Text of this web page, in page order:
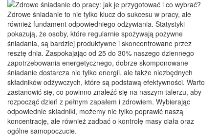
Zdrowe śniadanie to nie tylko klucz do sukcesu w pracy, ale
również fundament odpowiedniego odżywiania. Statystyki
pokazują, że osoby, które regularnie spożywają pożywne
śniadania, są bardziej produktywne i skoncentrowane przez
resztę dnia. Zaspokajając od 25 do 30% naszego dziennego
zapotrzebowania energetycznego, dobrze skomponowane
śniadanie dostarcza nie tylko energii, ale także niezbędnych
składników odżywczych, które są podstawą efektywności. Warto
zastanowić się, co powinno znaleźć się na naszym talerzu, aby
rozpocząć dzień z pełnym zapałem i zdrowiem. Wybierając
odpowiednie składniki, możemy nie tylko poprawić naszą
koncentrację, ale również zadbać o kontrolę masy ciała oraz
ogólne samopoczucie.